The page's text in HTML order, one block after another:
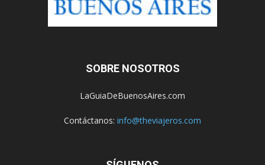
SOBRE NOSOTROS
LaGuiaDeBuenosAires.com
Contáctanos: info@theviajeros.com